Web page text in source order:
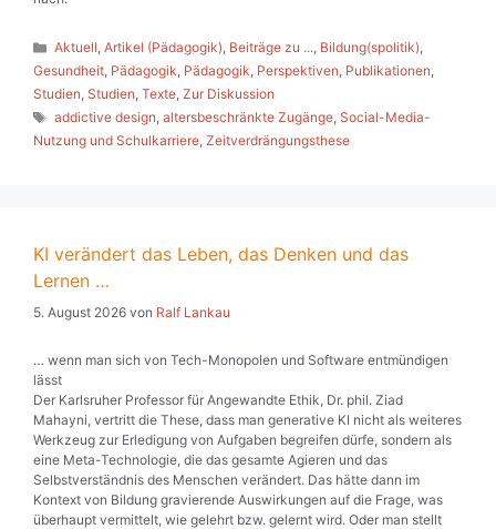
Kategorien
Aktuell,Artikel (Pädagogik), Beiträge zu ..., Bildung(spolitik),
Gesundheit, Pädagogik, Pädagogik, Perspektiven, Publikationen,
Studien, Studien, Texte, Zur Diskussion
Schlagwörter
addictive design,altersbeschränkte Zugänge,Social-Media-
Nutzung und Schulkarriere, Zeitverdrängungsthese
KI verändert das Leben, das Denken und das
Lernen …
5. August 2026 von Ralf Lankau
… wenn man sich von Tech-Monopolen und Software entmündigen
lässt
Der Karlsruher Professor für Angewandte Ethik, Dr. phil. Ziad
Mahayni, vertritt die These, dass man generative KI nicht als weiteres
Werkzeug zur Erledigung von Aufgaben begreifen dürfe, sondern als
eine Meta-Technologie, die das gesamte Agieren und das
Selbstverständnis des Menschen verändert. Das hätte dann im
Kontext von Bildung gravierende Auswirkungen auf die Frage, was
überhaupt vermittelt, wie gelehrt bzw. gelernt wird. Oder man stellt